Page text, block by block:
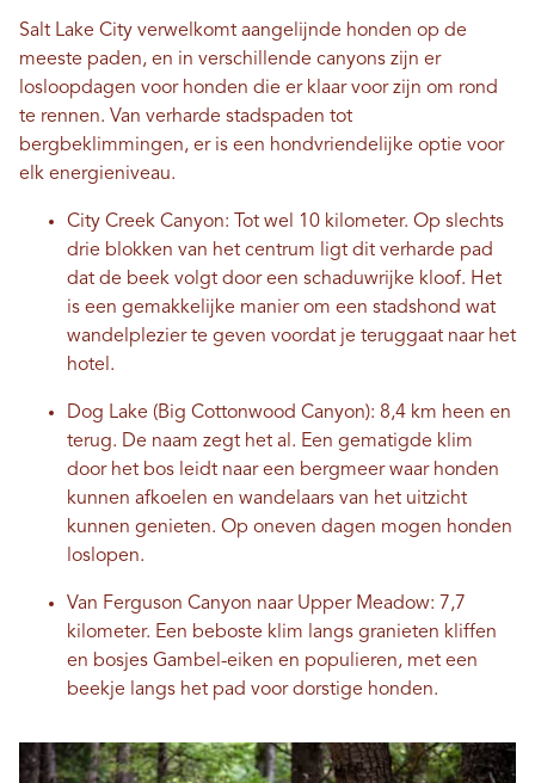
Salt Lake City verwelkomt aangelijnde honden op de
meeste paden, en in verschillende canyons zijn er
losloopdagen voor honden die er klaar voor zijn om rond
te rennen. Van verharde stadspaden tot
bergbeklimmingen, er is een hondvriendelijke optie voor
elk energieniveau.
City Creek Canyon: Tot wel 10 kilometer. Op slechts
drie blokken van het centrum ligt dit verharde pad
dat de beek volgt door een schaduwrijke kloof. Het
is een gemakkelijke manier om een ​​stadshond wat
wandelplezier te geven voordat je teruggaat naar het
hotel.
Dog Lake (Big Cottonwood Canyon): 8,4 km heen en
terug. De naam zegt het al. Een gematigde klim
door het bos leidt naar een bergmeer waar honden
kunnen afkoelen en wandelaars van het uitzicht
kunnen genieten. Op oneven dagen mogen honden
loslopen.
Van Ferguson Canyon naar Upper Meadow: 7,7
kilometer. Een beboste klim langs granieten kliffen
en bosjes Gambel-eiken en populieren, met een
beekje langs het pad voor dorstige honden.